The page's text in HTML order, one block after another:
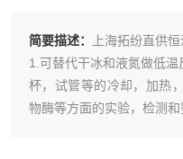
简要描述：
上海拓纷直供
1.可替代干冰和液氮做低
杯，试管等的冷却，加热
物酶等方面的实验，检测